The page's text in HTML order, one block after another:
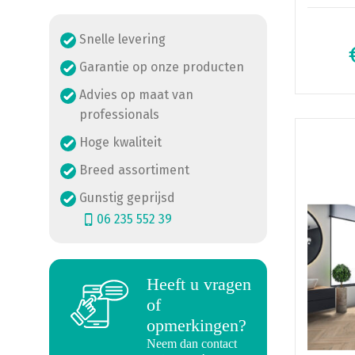
Deze
optie
kan
worden
op
de
Snelle levering
Garantie op onze producten
Advies op maat van
professionals
Hoge kwaliteit
Breed assortiment
Gunstig geprijsd
06 235 552 39
Heeft u vragen
of
opmerkingen?
Neem dan contact